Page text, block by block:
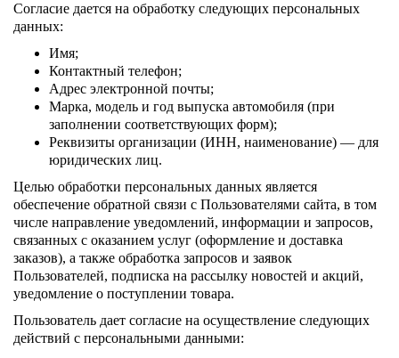
Согласие дается на обработку следующих персональных
данных:
Имя;
Контактный телефон;
Адрес электронной почты;
Марка, модель и год выпуска автомобиля (при
заполнении соответствующих форм);
Реквизиты организации (ИНН, наименование) — для
юридических лиц.
Целью обработки персональных данных является
обеспечение обратной связи с Пользователями сайта, в том
числе направление уведомлений, информации и запросов,
связанных с оказанием услуг (оформление и доставка
заказов), а также обработка запросов и заявок
Пользователей, подписка на рассылку новостей и акций,
уведомление о поступлении товара.
Пользователь дает согласие на осуществление следующих
действий с персональными данными: